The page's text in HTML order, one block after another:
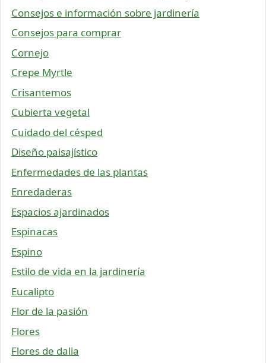
Consejos e información sobre jardinería
Consejos para comprar
Cornejo
Crepe Myrtle
Crisantemos
Cubierta vegetal
Cuidado del césped
Diseño paisajístico
Enfermedades de las plantas
Enredaderas
Espacios ajardinados
Espinacas
Espino
Estilo de vida en la jardinería
Eucalipto
Flor de la pasión
Flores
Flores de dalia